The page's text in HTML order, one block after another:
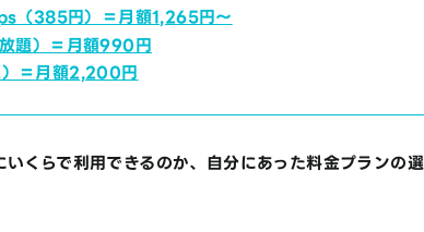
（385円）＝月額1,265円～
題）＝月額990円
）＝月額2,200円
くらで利用できるのか、自分にあった料金プランの選